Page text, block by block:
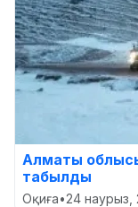
Алматы
табылды
Оқиға•24 наурыз,